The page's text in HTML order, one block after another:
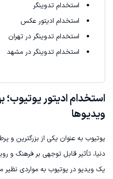
استخدام تدوینگر
استخدام ادیتور عکس
استخدام تدوینگر در تهران
استخدام تدوینگر در مشهد
استخدام ادیتور
ویدیوها
یوتیوب به عنوان یکی از بزرگترین و
دنیا، تأثیر قابل توجهی بر فرهنگ و
یک ویدیو در یوتیوب به مواردی نظیر